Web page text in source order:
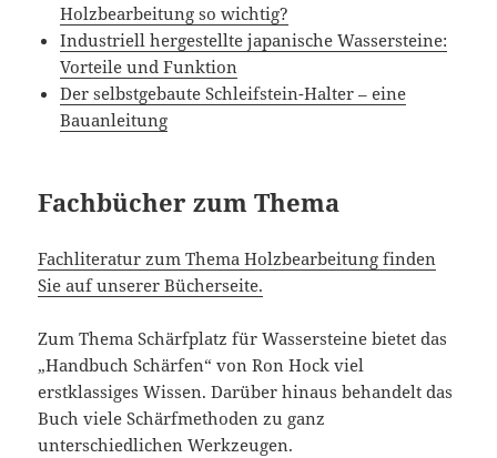
Holzbearbeitung so wichtig?
Industriell hergestellte japanische Wassersteine:
Vorteile und Funktion
Der selbstgebaute Schleifstein-Halter – eine
Bauanleitung
Fachbücher zum Thema
Fachliteratur zum Thema Holzbearbeitung finden
Sie auf unserer Bücherseite.
Zum Thema Schärfplatz für Wassersteine bietet das
„Handbuch Schärfen“ von Ron Hock viel
erstklassiges Wissen. Darüber hinaus behandelt das
Buch viele Schärfmethoden zu ganz
unterschiedlichen Werkzeugen.